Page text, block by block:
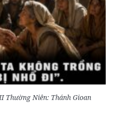
Thường Niên: Thánh Gioan